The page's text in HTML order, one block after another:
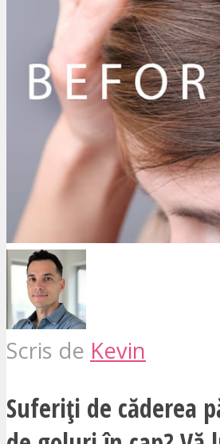
Scris de Kevin
Suferiți de căderea